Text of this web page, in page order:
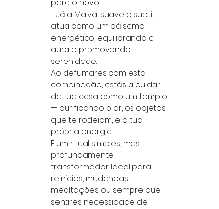
para o novo.
- Já a Malva, suave e subtil,
atua como um bálsamo
energético, equilibrando a
aura e promovendo
serenidade.
Ao defumares com esta
combinação, estás a cuidar
da tua casa como um templo
— purificando o ar, os objetos
que te rodeiam, e a tua
própria energia.
É um ritual simples, mas
profundamente
transformador. Ideal para
reinícios, mudanças,
meditações ou sempre que
sentires necessidade de